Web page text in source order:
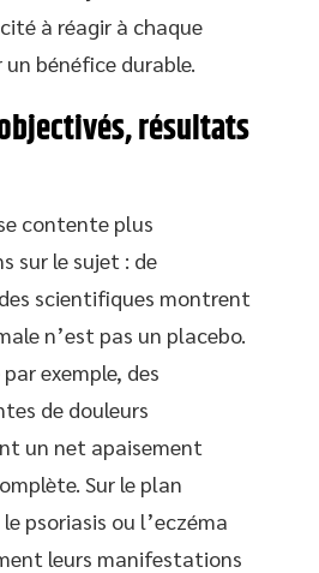
à réagir à chaque
bénéfice durable.
résultats
contente plus
sur le sujet : de
scientifiques montrent
n’est pas un placebo.
exemple, des
de douleurs
un net apaisement
Sur le plan
psoriasis ou l’eczéma
leurs manifestations